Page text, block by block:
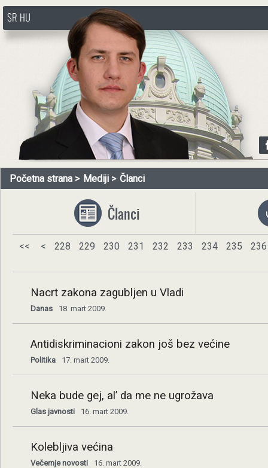
http://www.pasztorbalint.rs/sr
SR HU
Početna strana Mediji Članci
Članci
<< < 228 229 230 231 232 233 234 235 236
Nacrt zakona zagubljen u Vladi
Danas 18. mart 2009.
Antidiskriminacioni zakon još bez većine
Politika 17. mart 2009.
Neka bude gej, al’ da me ne ugrožava
Glas javnosti 16. mart 2009.
Kolebljiva većina
Večernje novosti 16. mart 2009.